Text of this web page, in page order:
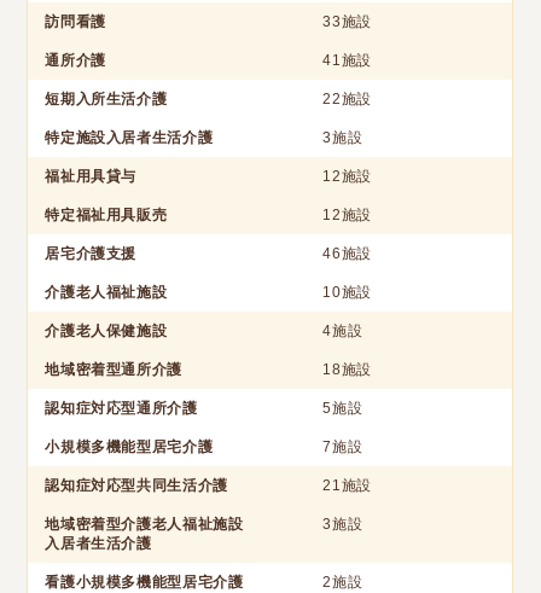
訪問看護 33施設
通所介護 41施設
短期入所生活介護 22施設
特定施設入居者生活介護 3施設
福祉用具貸与 12施設
特定福祉用具販売 12施設
居宅介護支援 46施設
介護老人福祉施設 10施設
介護老人保健施設 4施設
地域密着型通所介護 18施設
認知症対応型通所介護 5施設
小規模多機能型居宅介護 7施設
認知症対応型共同生活介護 21施設
地域密着型介護老人福祉施設
入居者生活介護
3施設
看護小規模多機能型居宅介護 2施設